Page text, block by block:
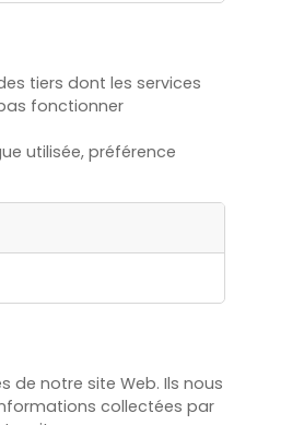
tiers dont les services
fonctionner
utilisée, préférence
de notre site Web. Ils nous
collectées par